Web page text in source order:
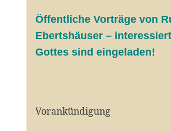
Öffentliche Vorträge von
Ebertshäuser –
Gottes sind eingeladen!
Vorankündigung